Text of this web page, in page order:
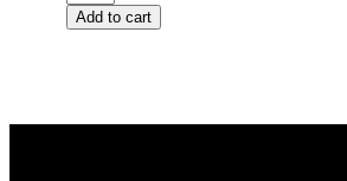
PILOT-
Add to cart